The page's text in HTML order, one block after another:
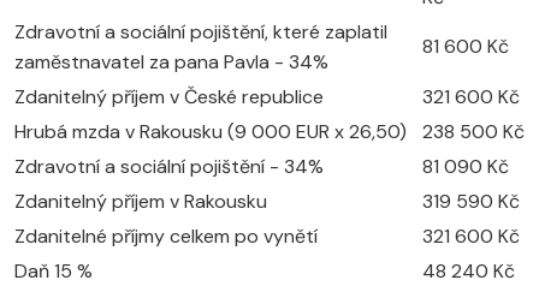
Zdravotní a sociální pojištění, které zaplatil
zaměstnavatel za pana Pavla - 34%
81 600 Kč
Zdanitelný příjem v České republice
321 600 Kč
Hrubá mzda v Rakousku (9 000 EUR x 26,50)
238 500 Kč
Zdravotní a sociální pojištění - 34%
81 090 Kč
Zdanitelný příjem v Rakousku
319 590 Kč
Zdanitelné příjmy celkem po vynětí
321 600 Kč
Daň 15 %
48 240 Kč